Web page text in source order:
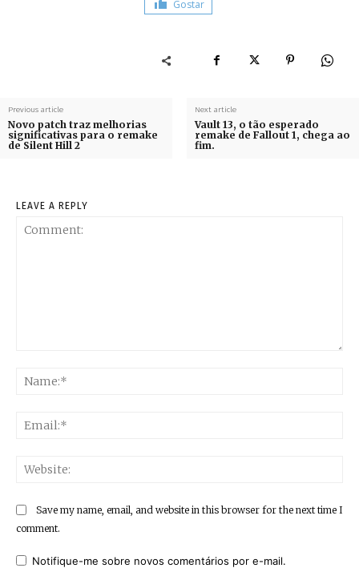
Gostar
Previous article
Novo patch traz melhorias
significativas para o remake
de Silent Hill 2
Next article
Vault 13, o tão esperado
remake de Fallout 1, chega ao
fim.
LEAVE A REPLY
Save my name, email, and website in this browser for the next time I
comment.
Notifique-me sobre novos comentários por e-mail.